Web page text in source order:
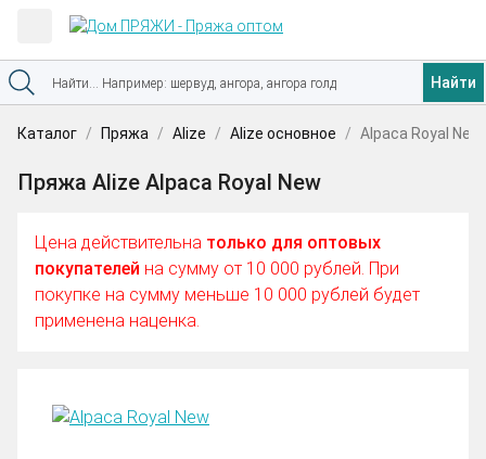
Найти
Каталог Пряжа Alize Alize основное Alpaca Royal New
Пряжа Alize Alpaca Royal New
Цена действительна только для оптовых
покупателей на сумму от 10 000 рублей. При
покупке на сумму меньше 10 000 рублей будет
применена наценка.